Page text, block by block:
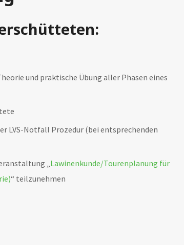
und praktische Übung aller Phasen eines
LVS-Notfall Prozedur (bei entsprechenden
„Lawinenkunde/Tourenplanung für
“ teilzunehmen